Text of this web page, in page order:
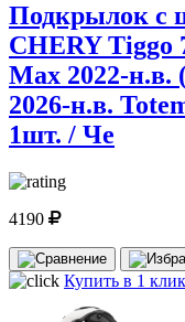
Подкрылок с
CHERY Tiggo
Max 2022-н.в.
2026-н.в.
1шт. / Че
4190
Купить в 1 клик